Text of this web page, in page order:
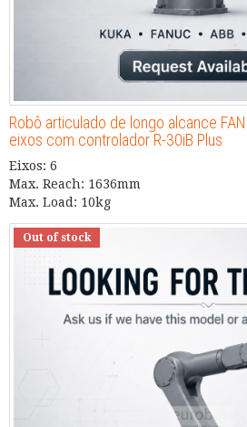
Robô articulado de longo alcance
eixos com controlador R-30iB Plus
Eixos: 6
Max. Reach: 1636mm
Max. Load: 10kg
Out of stock